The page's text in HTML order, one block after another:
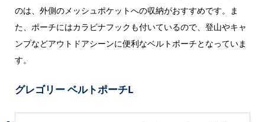
のは、外側のメッシュポケットへの収納がおすすめです。ま
た、ポーチにはカラビナフックも付いているので、登山やキャ
ンプなどアウトドアシーンに便利なベルトポーチとなっていま
す。
グレゴリー ベルトポーチL